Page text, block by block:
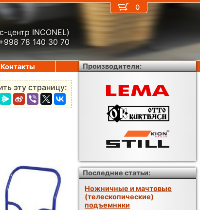
центр INCONEL)
78 140 30 70
эту страницу:
0
Контакты Производители:
Последние статьи:
Ножничные и мачтовые
(телескопические)
подъемники